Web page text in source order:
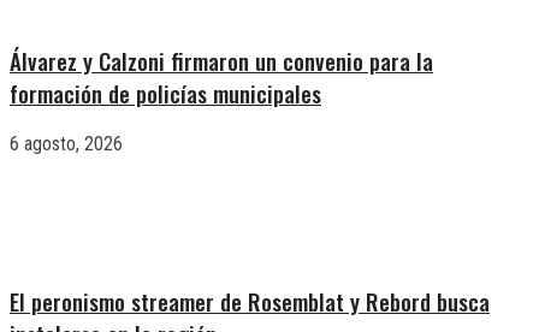
Álvarez y Calzoni firmaron un convenio para la
formación de policías municipales
6 agosto, 2026
El peronismo streamer de Rosemblat y Rebord busca